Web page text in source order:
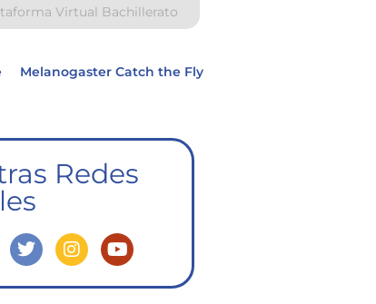
Virtual Bachillerato
Melanogaster Catch the Fly
Redes